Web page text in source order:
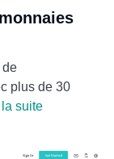
de
plus de 30
la suite